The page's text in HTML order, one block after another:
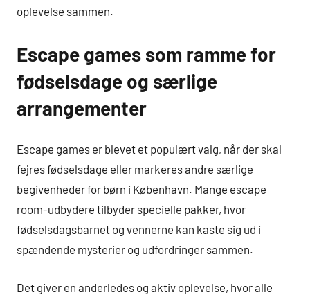
oplevelse sammen.
Escape games som ramme for
fødselsdage og særlige
arrangementer
Escape games er blevet et populært valg, når der skal
fejres fødselsdage eller markeres andre særlige
begivenheder for børn i København. Mange escape
room-udbydere tilbyder specielle pakker, hvor
fødselsdagsbarnet og vennerne kan kaste sig ud i
spændende mysterier og udfordringer sammen.
Det giver en anderledes og aktiv oplevelse, hvor alle